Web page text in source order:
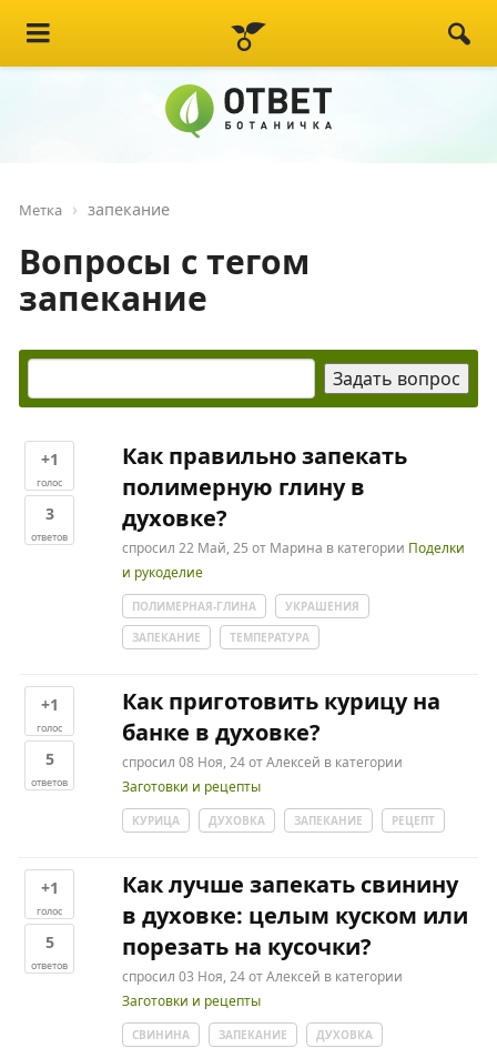
Метка запекание
Вопросы с тегом
запекание
+1
голос
3
ответов
Как правильно запекать
полимерную глину в
духовке?
спросил 22 Май, 25 от Марина в категории Поделки
и рукоделие
ПОЛИМЕРНАЯ-ГЛИНА
УКРАШЕНИЯ
ЗАПЕКАНИЕ
ТЕМПЕРАТУРА
+1
голос
5
ответов
Как приготовить курицу на
банке в духовке?
спросил 08 Ноя, 24отАлексей в категории
Заготовки и рецепты
КУРИЦА ДУХОВКА ЗАПЕКАНИЕ РЕЦЕПТ
+1
голос
5
ответов
Как лучше запекать свинину
в духовке: целым куском или
порезать на кусочки?
спросил 03 Ноя, 24отАлексей в категории
Заготовки и рецепты
СВИНИНА ЗАПЕКАНИЕ ДУХОВКА